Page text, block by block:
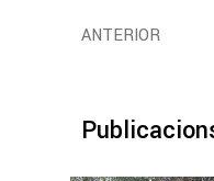
ANTERIOR